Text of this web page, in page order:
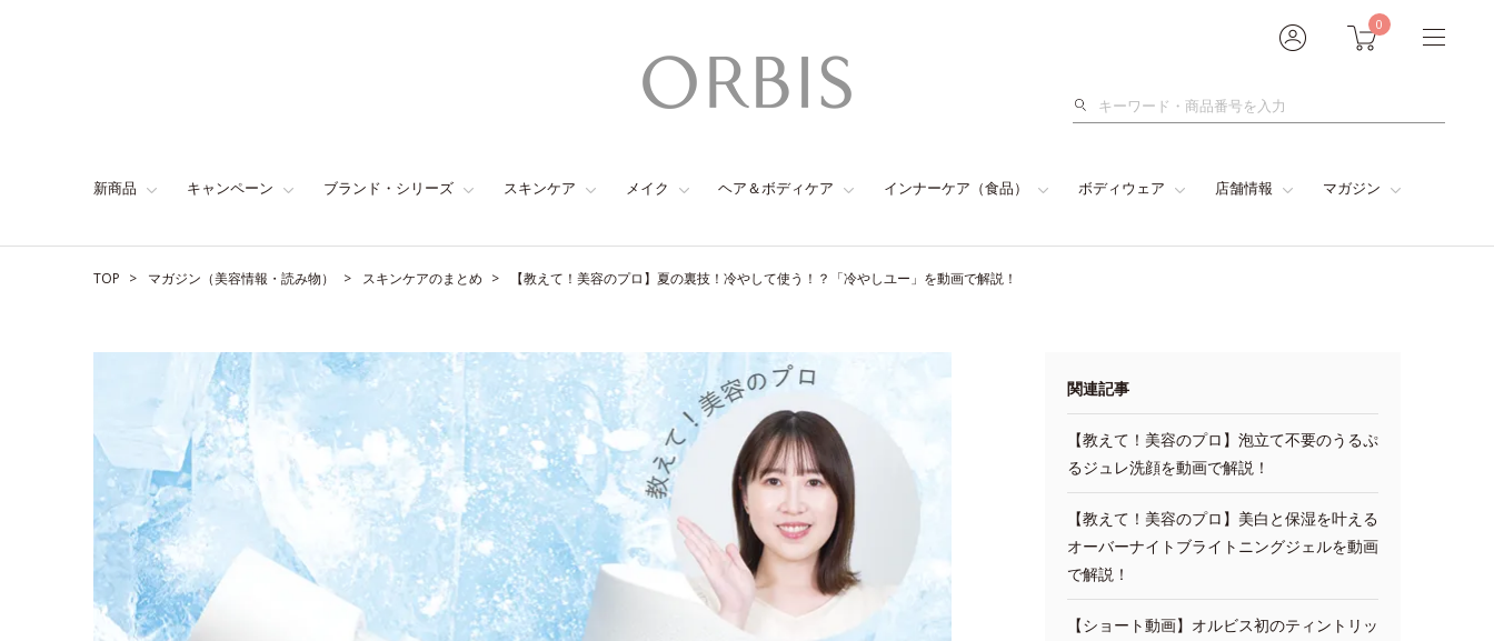
0
検
新商品 キャンペーン ブランド・シリーズ スキンケア メイク ヘア＆ボディケア インナーケア（食品） ボディウェア 店舗情報 マガジン
TOP マガジン（美容情報・読み物） スキンケアのまとめ 【教えて！美容のプロ】夏の裏技！冷やして使う！？「冷やしユー」を動画で解説！
関連記事
【教えて！美容のプロ】泡立て不要のうるぷ
るジュレ洗顔を動画で解説！
【教えて！美容のプロ】美白と保湿を叶える
オーバーナイトブライトニングジェルを動画
で解説！
【ショート動画】オルビス初のティントリッ